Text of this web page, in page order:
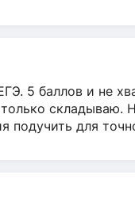
5 баллов и не
складываю.
подучить для